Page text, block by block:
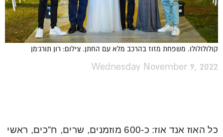
קולולולולו. משפחת מזוז בהרכב מלא עם החתן. צילום: רון תורג'מן
Wednesday November 9, 2022
כל האוז אנד אוז: כ-600 מוזמנים, שרים, ח”כים, ראשי